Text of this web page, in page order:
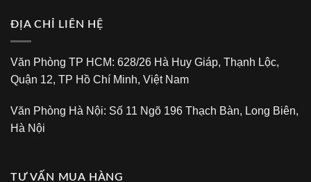
ĐỊA CHỈ LIÊN HỆ
Văn Phòng TP HCM: 628/26 Hà Huy Giáp, Thạnh Lộc,
Quận 12, TP Hồ Chí Minh, Việt Nam
Văn Phòng Hà Nội: Số 11 Ngõ 196 Thạch Bàn, Long Biên,
Hà Nội
TƯ VẤN MUA HÀNG